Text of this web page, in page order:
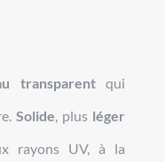
transparentqui
Solide , plus léger
rayons UV, à la